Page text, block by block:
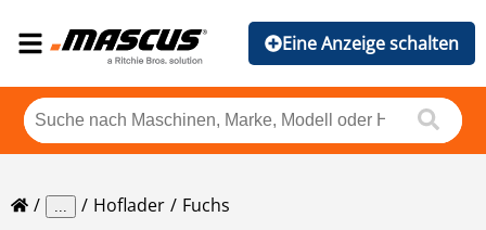
Eine Anzeige schalten
... Hoflader Fuchs